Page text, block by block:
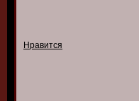
Нравится